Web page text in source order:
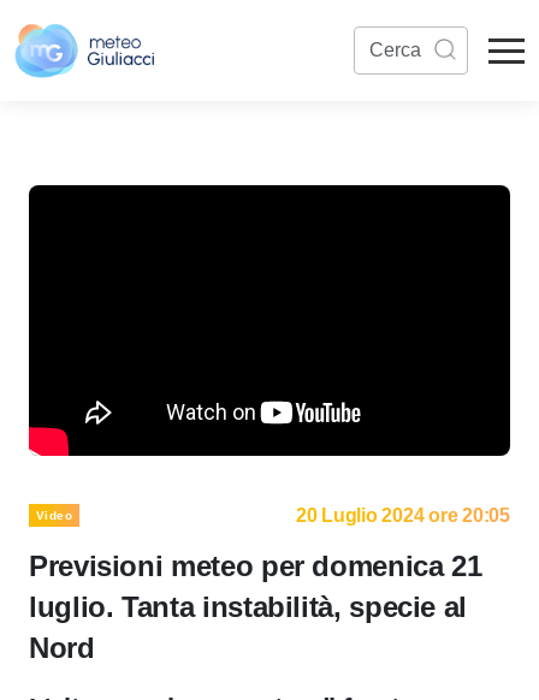
Video 20 Luglio 2024 ore 20:05
Previsioni meteo per domenica 21
luglio. Tanta instabilità, specie al
Nord